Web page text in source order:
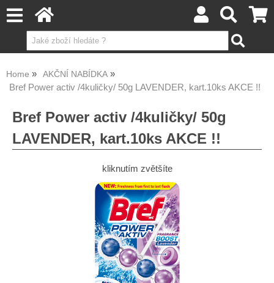
Home AKČNÍ NABÍDKA
Bref Power activ /4kuličky/ 50g LAVENDER, kart.10ks AKCE !!
Bref Power activ /4kuličky/ 50g
LAVENDER, kart.10ks AKCE !!
kliknutím zvětšíte